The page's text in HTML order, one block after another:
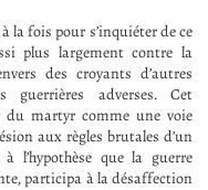
la fois pour s’inquiéter de ce
plus largement contre la
des croyants d’autres
guerrières adverses. Cet
du martyr comme une voie
aux règles brutales d’un
l’hypothèse que la guerre
participa à la désaffection